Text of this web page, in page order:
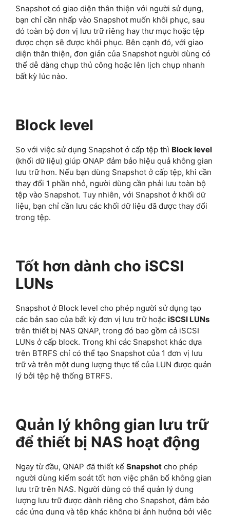
Snapshot có giao diện thân thiện với người sử dụng,
bạn chỉ cần nhấp vào Snapshot muốn khôi phục, sau
đó toàn bộ đơn vị lưu trữ riêng hay thư mục hoặc tệp
được chọn sẽ được khôi phục. Bên cạnh đó, với giao
diện thân thiện, đơn giản của Snapshot người dùng có
thể dễ dàng chụp thủ công hoặc lên lịch chụp nhanh
bất kỳ lúc nào.
Block level
So với việc sử dụng Snapshot ở cấp tệp thì Block level
(khối dữ liệu) giúp QNAP đảm bảo hiệu quả không gian
lưu trữ hơn. Nếu bạn dùng Snapshot ở cấp tệp, khi cần
thay đổi 1 phần nhỏ, người dùng cần phải lưu toàn bộ
tệp vào Snapshot. Tuy nhiên, với Snapshot ở khối dữ
liệu, bạn chỉ cần lưu các khối dữ liệu đã được thay đổi
trong tệp.
Tốt hơn dành cho iSCSI
LUNs
Snapshot ở Block level cho phép người sử dụng tạo
các bản sao của bất kỳ đơn vị lưu trữ hoặc iSCSI LUNs
trên thiết bị NAS QNAP, trong đó bao gồm cả iSCSI
LUNs ở cấp block. Trong khi các Snapshot khác dựa
trên BTRFS chỉ có thể tạo Snapshot của 1 đơn vị lưu
trữ và trên một dung lượng thực tế của LUN được quản
lý bởi tệp hệ thống BTRFS.
Quản lý không gian lưu trữ
để thiết bị NAS hoạt động
Ngay từ đầu, QNAP đã thiết kế Snapshot cho phép
người dùng kiểm soát tốt hơn việc phân bổ không gian
lưu trữ trên NAS. Người dùng có thể quản lý dung
lượng lưu trữ được dành riêng cho Snapshot, đảm bảo
các ứng dụng và tệp khác không bị ảnh hưởng bởi việc